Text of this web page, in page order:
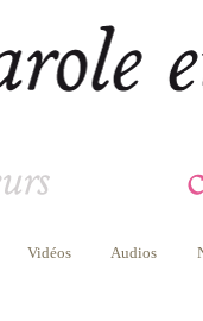
Vidéos Audios